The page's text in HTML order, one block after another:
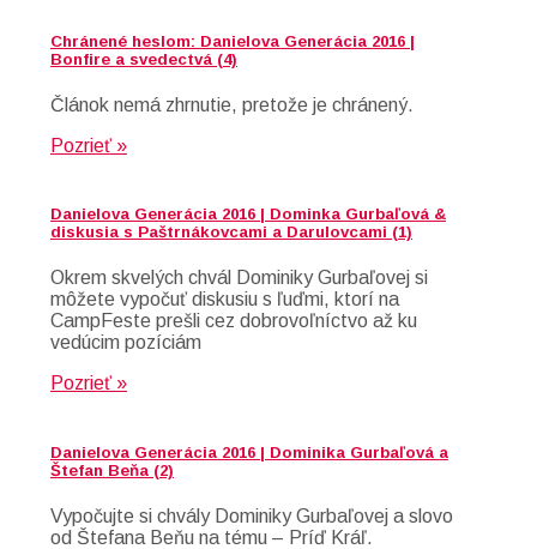
Chránené heslom: Danielova Generácia 2016 |
Bonfire a svedectvá (4)
Článok nemá zhrnutie, pretože je chránený.
Pozrieť »
Danielova Generácia 2016 | Dominka Gurbaľová &
diskusia s Paštrnákovcami a Darulovcami (1)
Okrem skvelých chvál Dominiky Gurbaľovej si
môžete vypočuť diskusiu s ľuďmi, ktorí na
CampFeste prešli cez dobrovoľníctvo až ku
vedúcim pozíciám
Pozrieť »
Danielova Generácia 2016 | Dominika Gurbaľová a
Štefan Beňa (2)
Vypočujte si chvály Dominiky Gurbaľovej a slovo
od Štefana Beňu na tému – Príď Kráľ.